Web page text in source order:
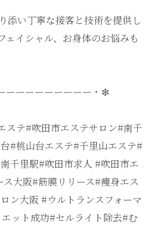
添い丁寧な接客と技術を提供し
ェイシャル、お身体のお悩みも
ーーーーーーーーー・❇
ステ#吹田市エステサロン#南千
#桃山台エステ#千里山エステ#
千里駅#吹田市求人 #吹田市エ
大阪#筋膜リリース#痩身エス
ン大阪 #ウルトランスフォーマ
ット成功#セルライト除去#む